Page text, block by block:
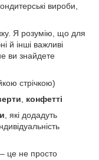
вироби,
Я розумію, що для
й інші важливі
ви знайдете
стрічкою)
конфетті
, які додадуть
це не просто